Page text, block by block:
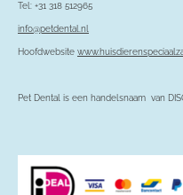
Tel: +31 318 512965
info@petdental.nl
Hoofdwebsite
Pet Dental is een handelsnaam van